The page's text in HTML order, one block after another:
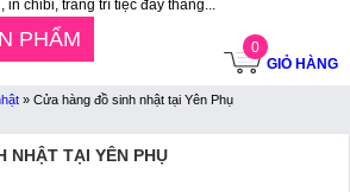
in chibi, trang trí tiệc đầy tháng...
0
GIỎ HÀNG
PHẨM
» Cửa hàng đồ sinh nhật tại Yên Phụ
NHẬT TẠI YÊN PHỤ